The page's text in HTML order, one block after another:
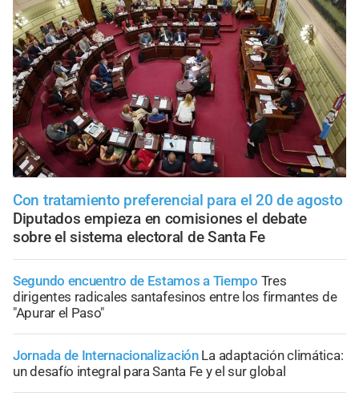
Con tratamiento preferencial para el 20 de agosto
Diputados empieza en comisiones el debate
sobre el sistema electoral de Santa Fe
Segundo encuentro de Estamos a Tiempo Tres
dirigentes radicales santafesinos entre los firmantes de
"Apurar el Paso"
Jornada de Internacionalización La adaptación climática:
un desafío integral para Santa Fe y el sur global